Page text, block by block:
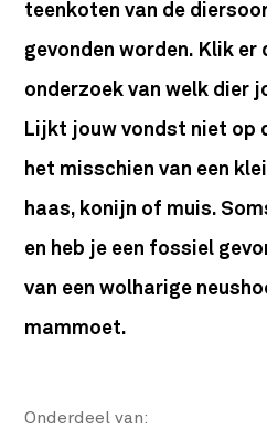
teenkoten van de
gevonden worden. Klik er
onderzoek van welk dier
Lijkt jouw vondst niet op
het misschien van een
haas, konijn of muis.
en heb je een fossiel
van een wolharige
mammoet.
Onderdeel van: